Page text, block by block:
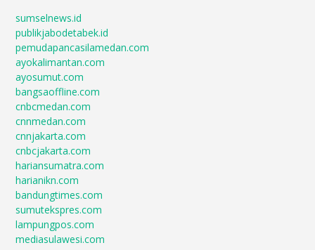
sumselnews.id
publikjabodetabek.id
pemudapancasilamedan.com
ayokalimantan.com
ayosumut.com
bangsaoffline.com
cnbcmedan.com
cnnmedan.com
cnnjakarta.com
cnbcjakarta.com
hariansumatra.com
harianikn.com
bandungtimes.com
sumutekspres.com
lampungpos.com
mediasulawesi.com